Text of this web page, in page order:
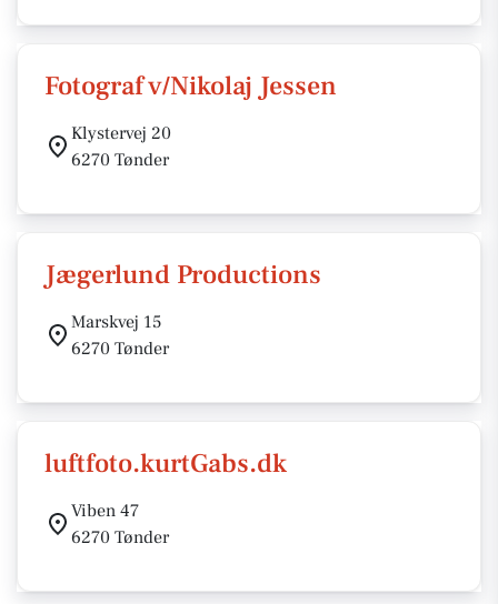
Fotograf v/Nikolaj Jessen
Klystervej 20
6270 Tønder
Jægerlund Productions
Marskvej 15
6270 Tønder
luftfoto.kurtGabs.dk
Viben 47
6270 Tønder